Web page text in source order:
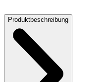
Produktbeschreibung